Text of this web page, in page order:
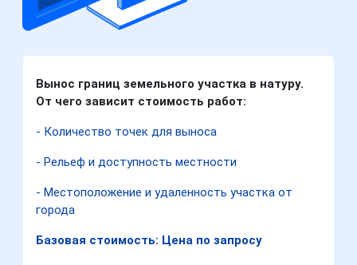
Вынос границ земельного участка в натуру.
От чего зависит стоимость работ:
- Количество точек для выноса
- Рельеф и доступность местности
- Местоположение и удаленность участка от
города
Базовая стоимость: Цена по запросу